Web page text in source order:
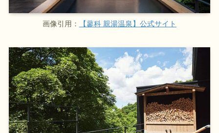
画像引用： 【蓼科 親湯温泉】公式サイト